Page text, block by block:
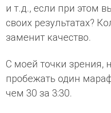
и т.д., если при этом
своих результатах?
заменит качество.
С моей точки зрения,
пробежать один
чем 30 за 3:30.